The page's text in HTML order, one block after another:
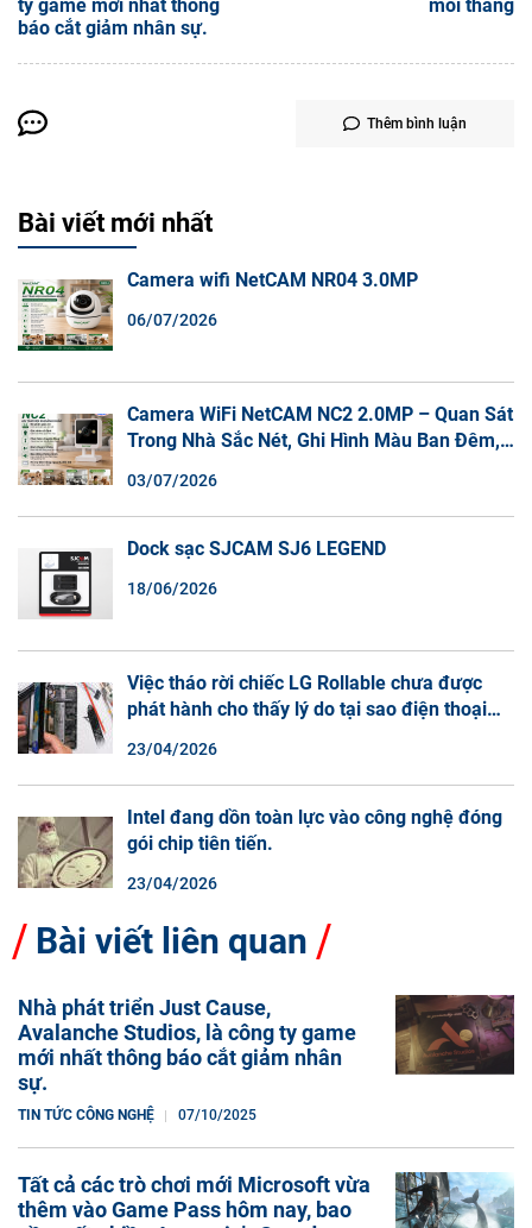
ty game mới nhất thông
báo cắt giảm nhân sự.
mỗi tháng
Thêm bình luận
Bài viết mới nhất
Camera wifi NetCAM NR04 3.0MP
06/07/2026
Camera WiFi NetCAM NC2 2.0MP – Quan Sát
Trong Nhà Sắc Nét, Ghi Hình Màu Ban Đêm,
03/07/2026
Dock sạc SJCAM SJ6 LEGEND
18/06/2026
Việc tháo rời chiếc LG Rollable chưa được
phát hành cho thấy lý do tại sao điện thoại
23/04/2026
Intel đang dồn toàn lực vào công nghệ đóng
gói chip tiên tiến.
23/04/2026
Bài viết liên quan
Nhà phát triển Just Cause,
Avalanche Studios, là công ty game
mới nhất thông báo cắt giảm nhân
sự.
TIN TỨC CÔNG NGHỆ 07/10/2025
Tất cả các trò chơi mới Microsoft vừa
thêm vào Game Pass hôm nay, bao